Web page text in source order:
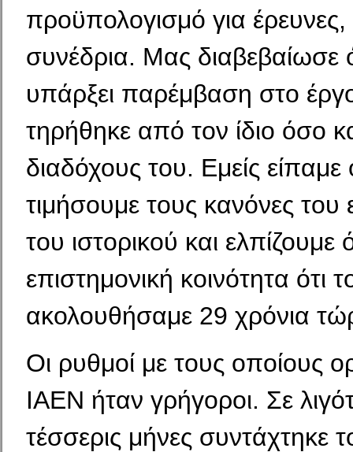
προϋπολογισμό για έρευνες,
συνέδρια. Μας διαβεβαίωσε
υπάρξει παρέμβαση στο
τηρήθηκε από τον ίδιο όσο
διαδόχους του. Εμείς είπαμε
τιμήσουμε τους κανόνες του
του ιστορικού και ελπίζουμε
επιστημονική κοινότητα ότι
ακολουθήσαμε 29 χρόνια
Οι ρυθμοί με τους οποίους
ΙΑΕΝ ήταν γρήγοροι. Σε
τέσσερις μήνες συντάχτηκε